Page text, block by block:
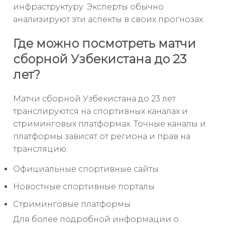
инфраструктуру. Эксперты обычно
анализируют эти аспекты в своих прогнозах.
Где можно посмотреть матчи
сборной Узбекистана до 23
лет?
Матчи сборной Узбекистана до 23 лет
транслируются на спортивных каналах и
стриминговых платформах. Точные каналы и
платформы зависят от региона и прав на
трансляцию.
Официальные спортивные сайты
Новостные спортивные порталы
Стриминговые платформы
Для более подробной информации о